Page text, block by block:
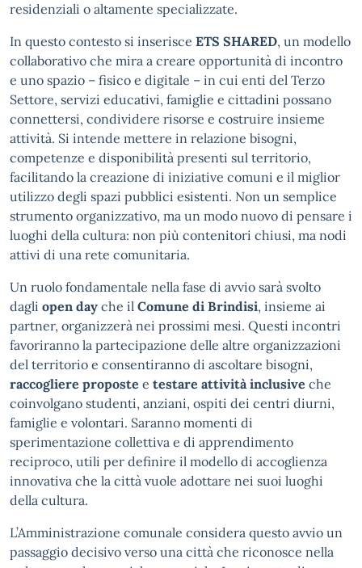
residenziali o altamente specializzate.
In questo contesto si inserisce ETS SHARED, un modello
collaborativo che mira a creare opportunità di incontro
e uno spazio – fisico e digitale – in cui enti del Terzo
Settore, servizi educativi, famiglie e cittadini possano
connettersi, condividere risorse e costruire insieme
attività. Si intende mettere in relazione bisogni,
competenze e disponibilità presenti sul territorio,
facilitando la creazione di iniziative comuni e il miglior
utilizzo degli spazi pubblici esistenti. Non un semplice
strumento organizzativo, ma un modo nuovo di pensare i
luoghi della cultura: non più contenitori chiusi, ma nodi
attivi di una rete comunitaria.
Un ruolo fondamentale nella fase di avvio sarà svolto
dagli open day che il Comune di Brindisi, insieme ai
partner, organizzerà nei prossimi mesi. Questi incontri
favoriranno la partecipazione delle altre organizzazioni
del territorio e consentiranno di ascoltare bisogni,
raccogliere proposte e testare attività inclusive che
coinvolgano studenti, anziani, ospiti dei centri diurni,
famiglie e volontari. Saranno momenti di
sperimentazione collettiva e di apprendimento
reciproco, utili per definire il modello di accoglienza
innovativa che la città vuole adottare nei suoi luoghi
della cultura.
L’Amministrazione comunale considera questo avvio un
passaggio decisivo verso una città che riconosce nella